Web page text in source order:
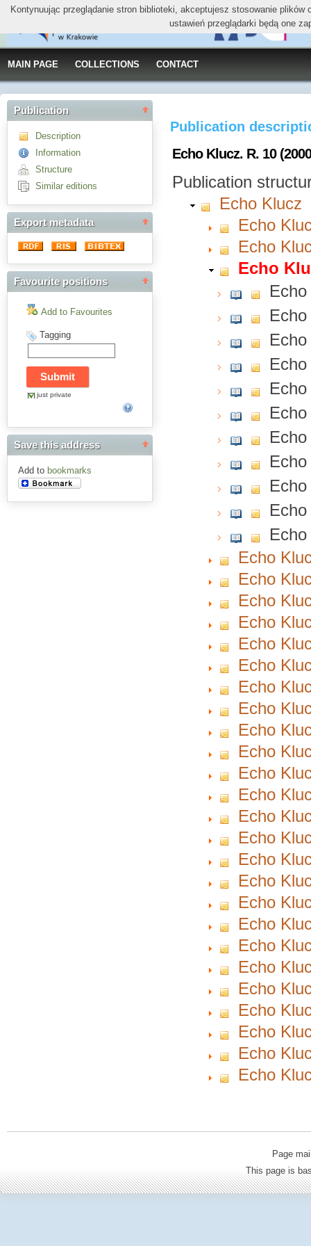
MAIN PAGE COLLECTIONS CONTACT
Publication
Description
Information
Structure
Similar editions
Export metadata
Favourite positions
Add to Favourites
Tagging
just private
Save this address
Add to bookmarks
Publication
Echo Klucz. R. 10
Publication
Echo Klucz
Echo
Echo
Echo
Echo
Echo
Echo
Echo
Echo
Echo
Echo
Echo
Echo
Echo
Echo
Echo
Echo
Echo
Echo
Echo
Echo
Echo
Echo
Echo
Echo
Echo
Echo
Echo
Echo
Page
This page is
Kontynuując przeglądanie stron biblioteki, akceptujesz stosowanie
ustawień przeglądarki będą one